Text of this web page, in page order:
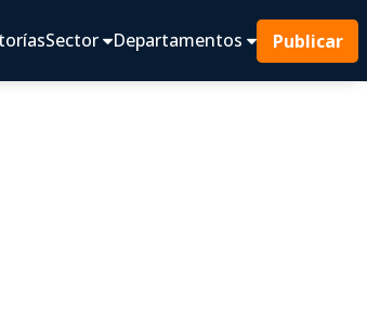
Sector Departamentos Publicar